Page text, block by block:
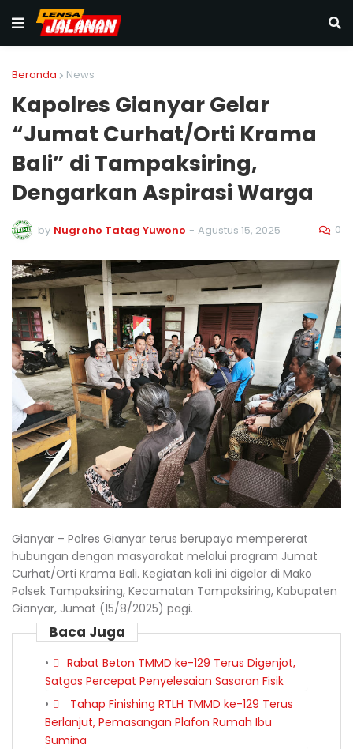
Beranda News
Kapolres Gianyar Gelar
“Jumat Curhat/Orti Krama
Bali” di Tampaksiring,
Dengarkan Aspirasi Warga
by Nugroho Tatag Yuwono - Agustus 15, 2025 0
Gianyar – Polres Gianyar terus berupaya mempererat
hubungan dengan masyarakat melalui program Jumat
Curhat/Orti Krama Bali. Kegiatan kali ini digelar di Mako
Polsek Tampaksiring, Kecamatan Tampaksiring, Kabupaten
Gianyar, Jumat (15/8/2025) pagi.
Baca Juga
Rabat Beton TMMD ke-129 Terus Digenjot,
Satgas Percepat Penyelesaian Sasaran Fisik
Tahap Finishing RTLH TMMD ke-129 Terus
Berlanjut, Pemasangan Plafon Rumah Ibu
Sumina